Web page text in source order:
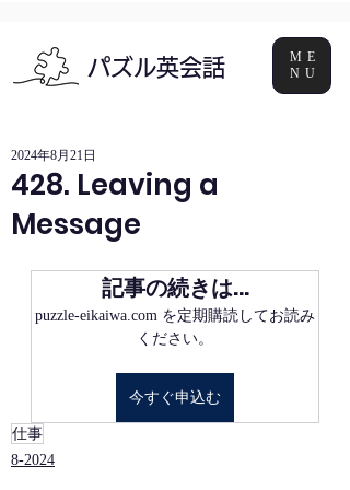
パズル英会話
ME
NU
428. Leaving a
Message
2024年8月21日
記事の続きは…
puzzle-eikaiwa.com を定期購読してお読み
ください。
今すぐ申込む
仕事
8-2024